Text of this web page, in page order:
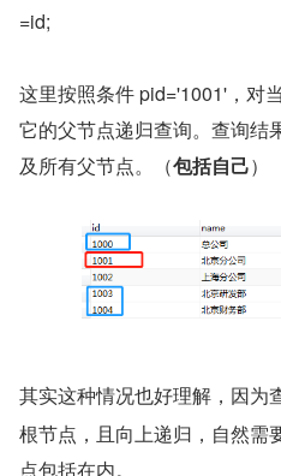
=id;
这里按照条件 pid='1001'，对
它的父节点递归查询。查询结
及所有父节点。（包括自己）
其实这种情况也好理解，因为
根节点，且向上递归，自然需
点包括在内。